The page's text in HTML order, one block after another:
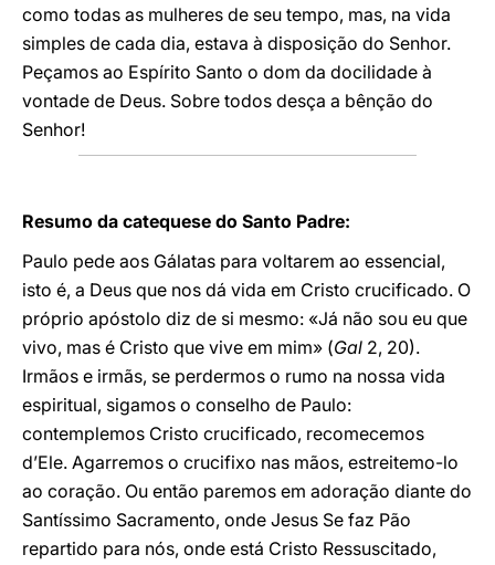
como todas as mulheres de seu tempo, mas, na vida
simples de cada dia, estava à disposição do Senhor.
Peçamos ao Espírito Santo o dom da docilidade à
vontade de Deus. Sobre todos desça a bênção do
Senhor!
Resumo da catequese do Santo Padre:
Paulo pede aos Gálatas para voltarem ao essencial,
isto é, a Deus que nos dá vida em Cristo crucificado. O
próprio apóstolo diz de si mesmo: «Já não sou eu que
vivo, mas é Cristo que vive em mim» (Gal 2, 20).
Irmãos e irmãs, se perdermos o rumo na nossa vida
espiritual, sigamos o conselho de Paulo:
contemplemos Cristo crucificado, recomecemos
d’Ele. Agarremos o crucifixo nas mãos, estreitemo-lo
ao coração. Ou então paremos em adoração diante do
Santíssimo Sacramento, onde Jesus Se faz Pão
repartido para nós, onde está Cristo Ressuscitado,